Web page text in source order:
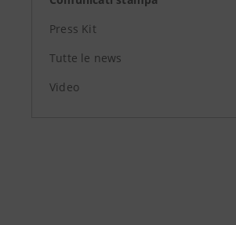
Press Kit
Tutte le news
Video